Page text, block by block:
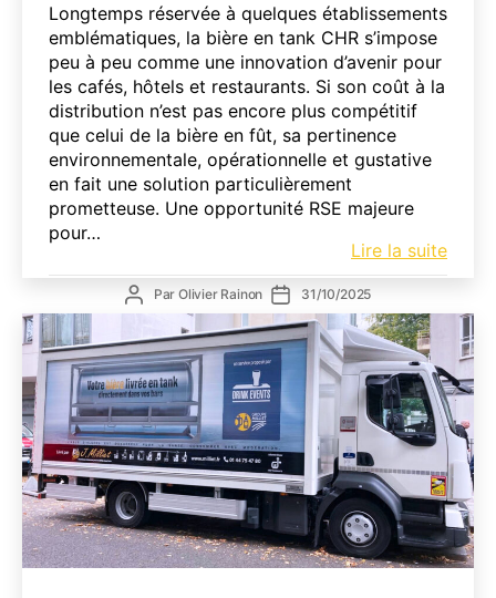
Longtemps réservée à quelques établissements
emblématiques, la bière en tank CHR s’impose
peu à peu comme une innovation d’avenir pour
les cafés, hôtels et restaurants. Si son coût à la
distribution n’est pas encore plus compétitif
que celui de la bière en fût, sa pertinence
environnementale, opérationnelle et gustative
en fait une solution particulièrement
prometteuse. Une opportunité RSE majeure
pour…
Lire la suiteLa
bière
tank
CHR
:
une
et
pour
les
Auteur
de
ParOlivier Rainon Date
de
l’article
31/10/2025